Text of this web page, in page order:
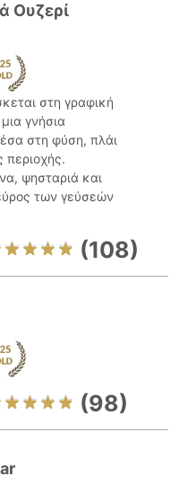
Ουζερί
στη γραφική
γνήσια
στη φύση, πλάι
περιοχής.
ψησταριά και
των γεύσεών
(108)
(98)